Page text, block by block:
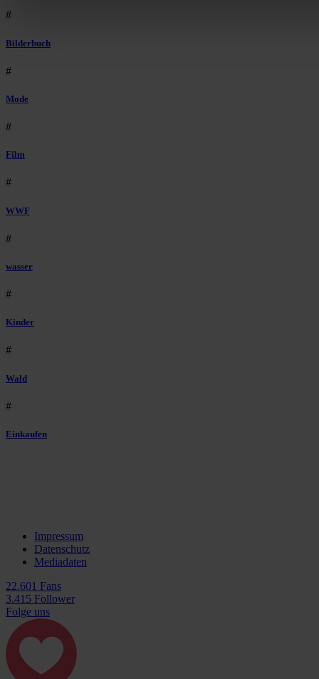
#
Bilderbuch
#
Mode
#
Film
#
WWF
#
wasser
#
Kinder
#
Wald
#
Einkaufen
Impressum
Datenschutz
Mediadaten
22.601 Fans
3.415 Follower
Folge uns